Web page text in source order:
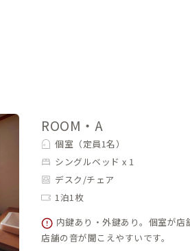
ROOM・A
個室（定員1名）
シングルベッド x 1
デスク/チェア
1泊1枚
内鍵あり・外鍵あり。個室が
店舗の音が聞こえやすいです。